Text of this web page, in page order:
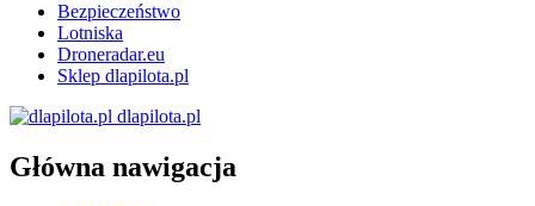
Bezpieczeństwo
Lotniska
Droneradar.eu
Sklep dlapilota.pl
dlapilota.pl
Główna nawigacja